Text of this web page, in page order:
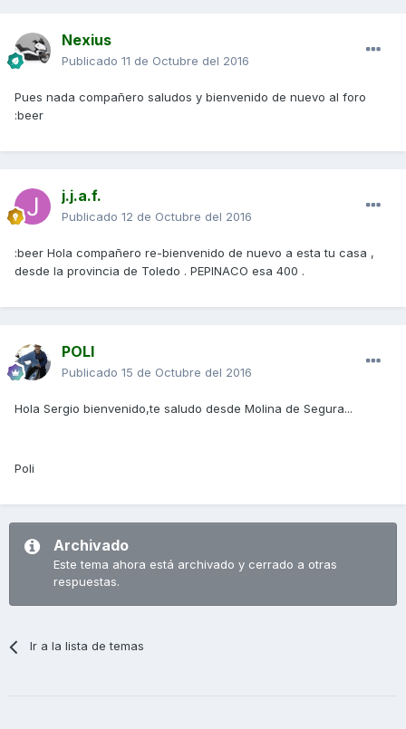
Nexius
Publicado 11 de Octubre del 2016
Pues nada compañero saludos y bienvenido de nuevo al foro
:beer
j.j.a.f.
Publicado 12 de Octubre del 2016
:beer Hola compañero re-bienvenido de nuevo a esta tu casa ,
desde la provincia de Toledo . PEPINACO esa 400 .
POLI
Publicado 15 de Octubre del 2016
Hola Sergio bienvenido,te saludo desde Molina de Segura...
Poli
Archivado
Este tema ahora está archivado y cerrado a otras
respuestas.
Ir a la lista de temas